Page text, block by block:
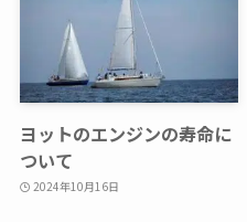
ヨットのエンジンの寿命に
ついて
2024年10月16日